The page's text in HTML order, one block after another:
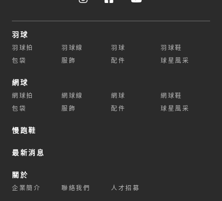
羽球
羽球拍 羽球線 羽球
羽球鞋
包袋
服飾 配件 球星風采
網球
網球拍 網球線 網球
網球鞋
包袋
服飾 配件 球星風采
慢跑鞋
最新消息
關於
企業簡介 聯絡我們 人才招募